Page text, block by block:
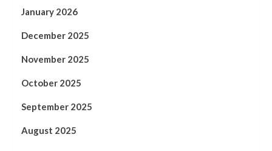
January 2026
December 2025
November 2025
October 2025
September 2025
August 2025